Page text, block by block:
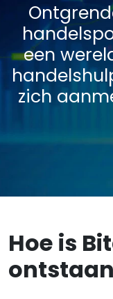
een
zich
Hoe is